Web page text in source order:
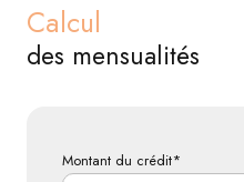
Calcul
des mensualités
Montant du crédit*